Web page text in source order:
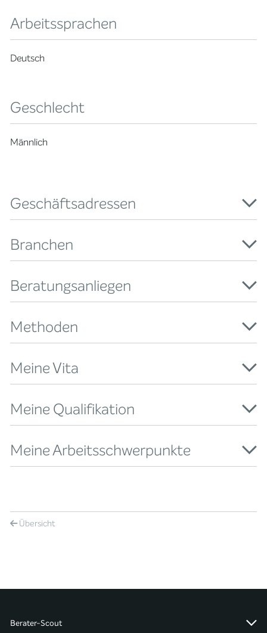
Arbeitssprachen
Deutsch
Geschlecht
Männlich
Geschäftsadressen
Branchen
Beratungsanliegen
Methoden
Meine Vita
Meine Qualifikation
Meine Arbeitsschwerpunkte
Übersicht
Berater-Scout